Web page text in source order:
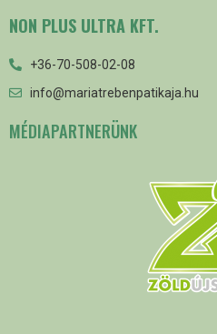
NON PLUS ULTRA KFT.
+36-70-508-02-08
info@mariatrebenpatikaja.hu
MÉDIAPARTNERÜNK